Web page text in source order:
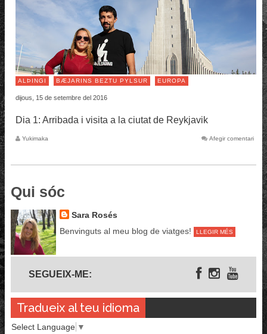
ALÞINGI BÆJARINS BEZTU PYLSUR EUROPA
dijous, 15 de setembre del 2016
Dia 1: Arribada i visita a la ciutat de Reykjavik
Yukimaka Afegir comentari
Qui sóc
Sara Rosés
Benvinguts al meu blog de viatges!
LLEGIR MÉS
SEGUEIX-ME:
Tradueix al teu idioma
Select Language ▼